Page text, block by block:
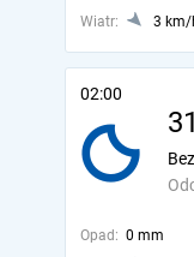
Wiatr:
3 km/
02:00
Opad: 0 mm